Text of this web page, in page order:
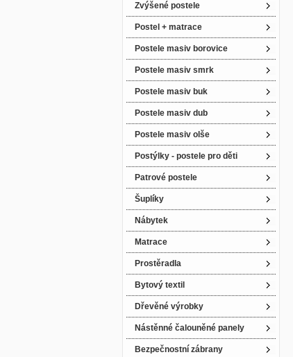
Zvýšené postele
Postel + matrace
Postele masiv borovice
Postele masiv smrk
Postele masiv buk
Postele masiv dub
Postele masiv olše
Postýlky - postele pro děti
Patrové postele
Šuplíky
Nábytek
Matrace
Prostěradla
Bytový textil
Dřevěné výrobky
Nástěnné čalouněné panely
Bezpečnostní zábrany